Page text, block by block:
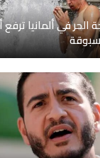
في ألمانيا ترفع